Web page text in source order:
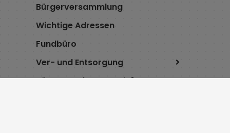
Bürgerversammlung
Wichtige Adressen
Fundbüro
Ver- und Entsorgung
Bürgerservice-Portal